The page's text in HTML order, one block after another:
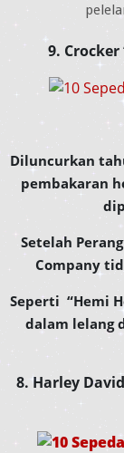
9. Crocker
Diluncurkan
pembakaran
Setelah
Company
Seperti “Hemi
dalam lelang
8. Harley